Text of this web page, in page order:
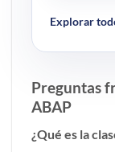
Explorar
Preguntas
ABAP
¿Qué es la